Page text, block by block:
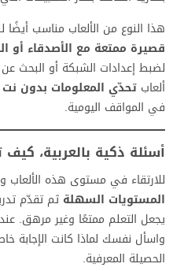
هذا النوع من الألعاب مناسب
قصيرة ممتعة مع الأصدقاء
ألعاب تحدّي المعلومات بدون نت
في المواقف اليومية.
أسئلة ذكية بالعربية،
للارتقاء في مستوى هذه الألعاب
المستويات السهلة ثم تقدّم
يجعل التعلم ممتعًا وغير مرهق.
واسأل نفسك لماذا كانت الإجابة
الحصيلة المعرفية.